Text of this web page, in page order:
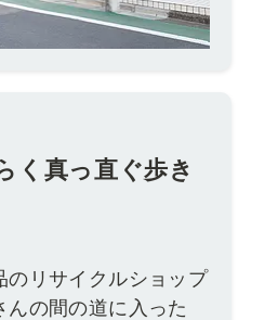
く真っ直ぐ歩き
のリサイクルショップ
んの間の道に入った